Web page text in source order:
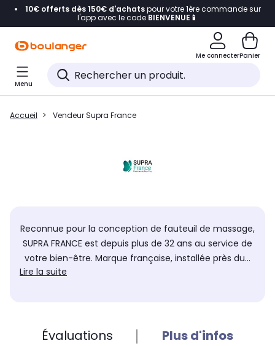
Accéder directement à la navigation
Accéder directement au pied de page
Accéder directement au chatbot
10€ offerts dès 150€ d'achatspour votre 1ère commande sur
l'app avec le code BIENVENUE📱
Me connecterPanier
Menu
Accueil Vendeur Supra France
Reconnue pour la conception de fauteuil de massage,
SUPRA FRANCE est depuis plus de 32 ans au service de
votre bien-être. Marque française, installée près du...
Lire la suite
Évaluations Plus d'infos